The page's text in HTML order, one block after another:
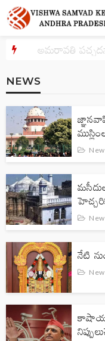
అమరావతి
NEWS
నేటి
కాషాయ